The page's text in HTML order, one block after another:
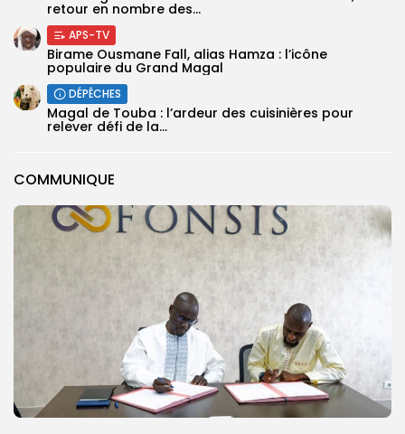
COMMUNIQUE
retour en nombre des...
APS-TV
Birame Ousmane Fall, alias Hamza : l’icône
populaire du Grand Magal
DÉPÊCHES
Magal de Touba : l’ardeur des cuisinières pour
relever défi de la...